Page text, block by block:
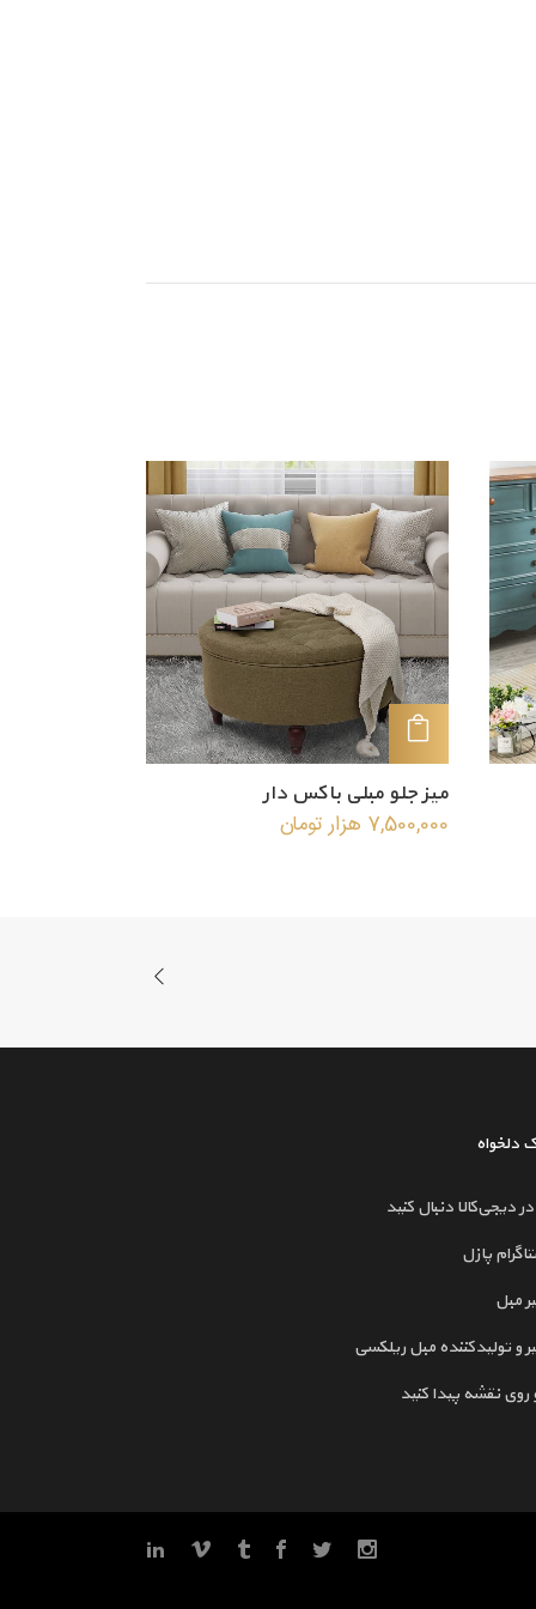
افزودن به سبد خرید
میز جلو مبلی باکس دار
7,500,000 هزار تومان
دلخواه
در دیجی‌کالا دنبال کنید
پازل
مبل
و تولیدکننده مبل ریلکسی
روی نقشه پیدا کنید